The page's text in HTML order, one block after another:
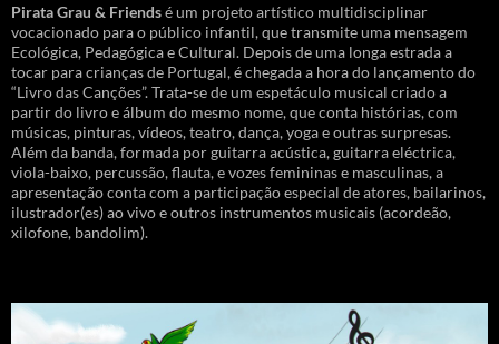
Pirata Grau & Friendsé um projeto artístico multidisciplinar
vocacionado para o público infantil, que transmite uma mensagem
Ecológica, Pedagógica e Cultural. Depois de uma longa estrada a
tocar para crianças de Portugal, é chegada a hora do lançamento do
“Livro das Canções”. Trata-se de um espetáculo musical criado a
partir do livro e álbum do mesmo nome, que conta histórias, com
músicas, pinturas, vídeos, teatro, dança, yoga e outras surpresas.
Além da banda, formada por guitarra acústica, guitarra eléctrica,
viola-baixo, percussão, flauta, e vozes femininas e masculinas, a
apresentação conta com a participação especial de atores, bailarinos,
ilustrador(es) ao vivo e outros instrumentos musicais (acordeão,
xilofone, bandolim).